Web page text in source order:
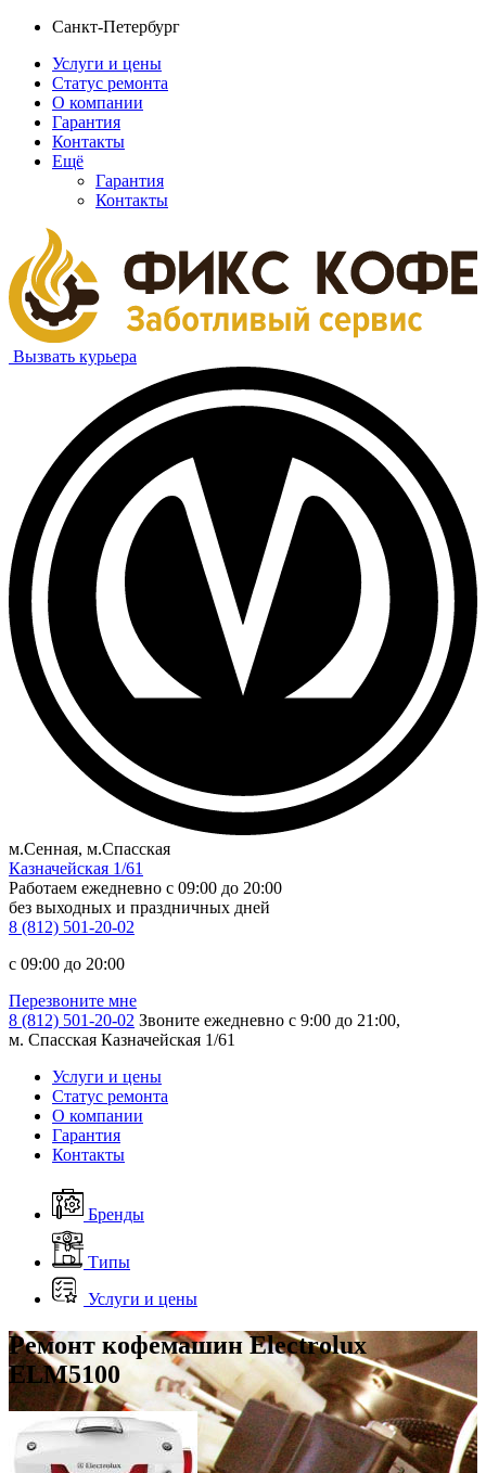
Санкт-Петербург
Услуги и цены
Статус ремонта
О компании
Гарантия
Контакты
Ещё
Гарантия
Контакты
Вызвать курьера
м.Сенная, м.Спасская
Казначейская 1/61
Работаем ежедневно c 09:00 до 20:00
без выходных и праздничных дней
8 (812) 501-20-02
c 09:00 до 20:00
Перезвоните мне
8 (812) 501-20-02 Звоните ежедневно с 9:00 до 21:00,
м. Спасская Казначейская 1/61
Услуги и цены
Статус ремонта
О компании
Гарантия
Контакты
Бренды
Типы
Услуги и цены
Ремонт кофемашин Electrolux
ELM5100